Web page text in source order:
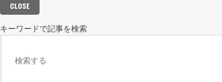
CLOSE
キーワードで記事を検索